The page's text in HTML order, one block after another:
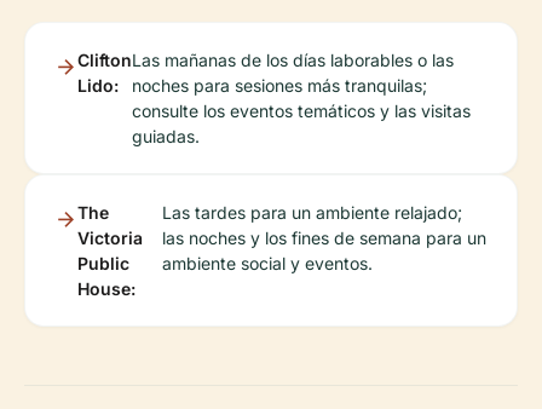
Clifton
Lido:
Las mañanas de los días laborables o las
noches para sesiones más tranquilas;
consulte los eventos temáticos y las visitas
guiadas.
The
Victoria
Public
House:
Las tardes para un ambiente relajado;
las noches y los fines de semana para un
ambiente social y eventos.